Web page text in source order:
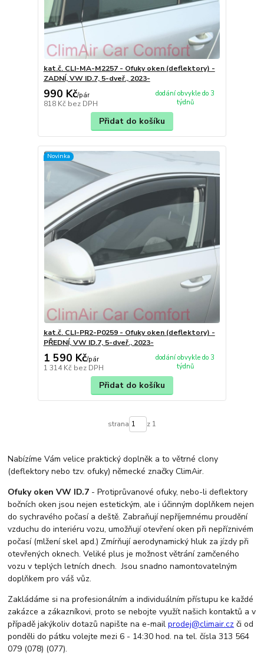
kat.č. CLI-MA-M2257 - Ofuky oken (deflektory) -
ZADNÍ, VW ID.7, 5-dveř., 2023-
990 Kč/pár
818 Kč bez DPH
dodání obvykle do 3
týdnů
Přidat do košíku
Novinka
kat.č. CLI-PR2-P0259 - Ofuky oken (deflektory) -
PŘEDNÍ, VW ID.7, 5-dveř., 2023-
1 590 Kč/pár
1 314 Kč bez DPH
dodání obvykle do 3
týdnů
Přidat do košíku
strana z 1
Nabízíme Vám velice praktický doplněk a to větrné clony
(deflektory nebo tzv. ofuky) německé značky ClimAir.
Ofuky oken VW ID.7 - Protiprůvanové ofuky, nebo-li deflektory
bočních oken jsou nejen estetickým, ale i účinným doplňkem nejen
do sychravého počasí a deště. Zabraňují nepříjemnému proudění
vzduchu do interiéru vozu, umožňují otevření oken při nepříznivém
počasí (mlžení skel apd.) Zmírňují aerodynamický hluk za jízdy při
otevřených oknech. Veliké plus je možnost větrání zamčeného
vozu v teplých letních dnech. Jsou snadno namontovatelným
doplňkem pro váš vůz.
Zakládáme si na profesionálním a individuálním přístupu ke každé
zakázce a zákazníkovi, proto se nebojte využít našich kontaktů a v
případě jakýkoliv dotazů napište na e-mailprodej@climair.cz či od
ponděli do pátku volejte mezi 6 - 14:30 hod. na tel. čísla 313 564
079 (078) (077).